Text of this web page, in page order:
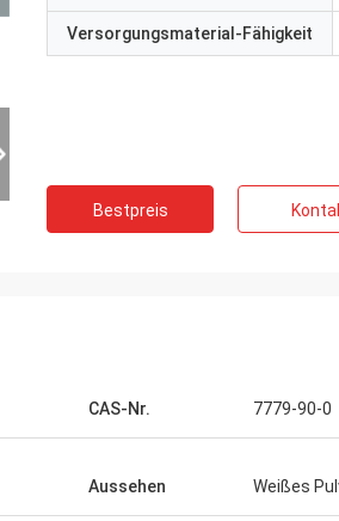
Versorgungsmaterial-Fähigkeit
Bestpreis
CAS-Nr. 7779-90-0
Aussehen Weißes